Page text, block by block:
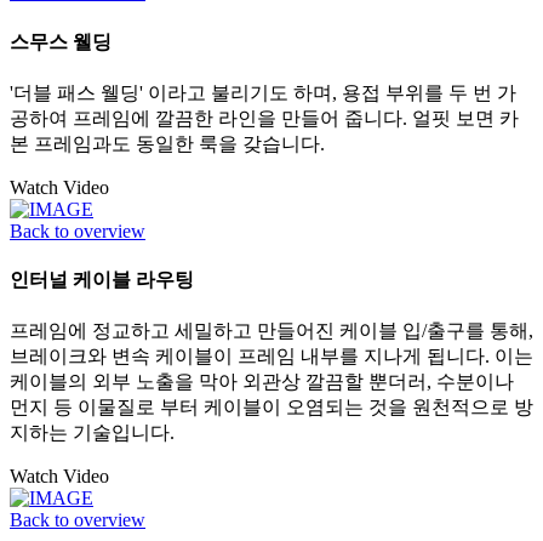
스무스 웰딩
'더블 패스 웰딩' 이라고 불리기도 하며, 용접 부위를 두 번 가
공하여 프레임에 깔끔한 라인을 만들어 줍니다. 얼핏 보면 카
본 프레임과도 동일한 룩을 갖습니다.
Watch Video
Back to overview
인터널 케이블 라우팅
프레임에 정교하고 세밀하고 만들어진 케이블 입/출구를 통해,
브레이크와 변속 케이블이 프레임 내부를 지나게 됩니다. 이는
케이블의 외부 노출을 막아 외관상 깔끔할 뿐더러, 수분이나
먼지 등 이물질로 부터 케이블이 오염되는 것을 원천적으로 방
지하는 기술입니다.
Watch Video
Back to overview